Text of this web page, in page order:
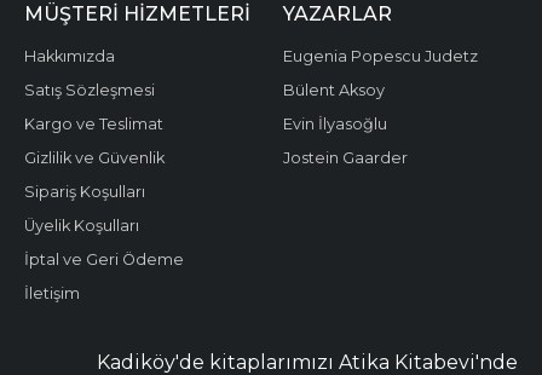
MÜŞTERI HIZMETLERI
Hakkımızda
Satış Sözleşmesi
Kargo ve Teslimat
Gizlilik ve Güvenlik
Sipariş Koşulları
Üyelik Koşulları
İptal ve Geri Ödeme
İletişim
YAZARLAR
Eugenia Popescu Judetz
Bülent Aksoy
Evin İlyasoğlu
Jostein Gaarder
Kadiköy'de kitaplarımızı Atika Kitabevi'nde